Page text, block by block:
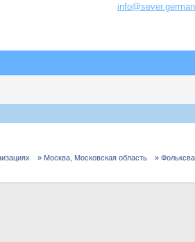
» Москва, Московская область »